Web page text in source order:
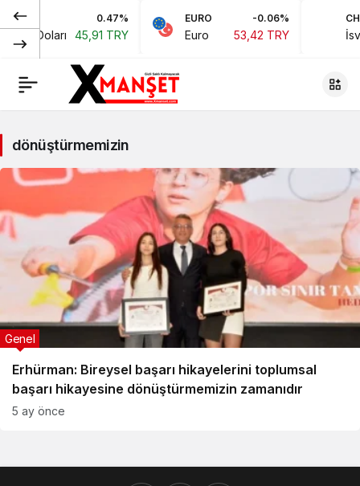
0.47%
Doları 45,91 TRY
EURO -0.06%
Euro 53,42 TRY
CHF
dönüştürmemizin
Erhürman: Bireysel başarı hikayelerini toplumsal
başarı hikayesine dönüştürmemizin zamanıdır
Genel
5 ay önce